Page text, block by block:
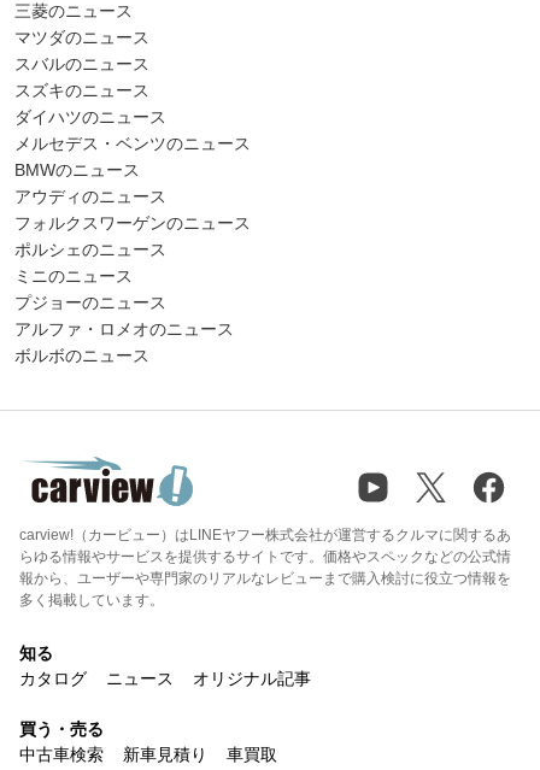
三菱のニュース
マツダのニュース
スバルのニュース
スズキのニュース
ダイハツのニュース
メルセデス・ベンツのニュース
BMWのニュース
アウディのニュース
フォルクスワーゲンのニュース
ポルシェのニュース
ミニのニュース
プジョーのニュース
アルファ・ロメオのニュース
ボルボのニュース
carview!（カービュー）はLINEヤフー株式会社が運営するクルマに関するあ
らゆる情報やサービスを提供するサイトです。価格やスペックなどの公式情
報から、ユーザーや専門家のリアルなレビューまで購入検討に役立つ情報を
多く掲載しています。
知る
カタログ
ニュース オリジナル記事
買う・売る
中古車検索
新車見積り 車買取